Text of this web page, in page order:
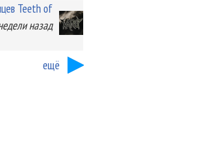
Teeth of
назад
ещё